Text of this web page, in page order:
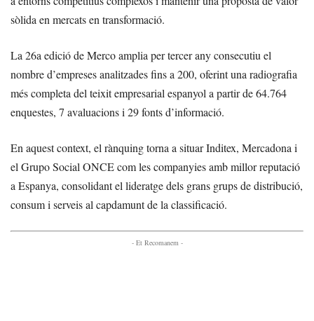
sòlida en mercats en transformació.
La 26a edició de Merco amplia per tercer any consecutiu el
nombre d’empreses analitzades fins a 200, oferint una radiografia
més completa del teixit empresarial espanyol a partir de 64.764
enquestes, 7 avaluacions i 29 fonts d’informació.
En aquest context, el rànquing torna a situar Inditex, Mercadona i
el Grupo Social ONCE com les companyies amb millor reputació
a Espanya, consolidant el lideratge dels grans grups de distribució,
consum i serveis al capdamunt de la classificació.
- Et Recomanem -